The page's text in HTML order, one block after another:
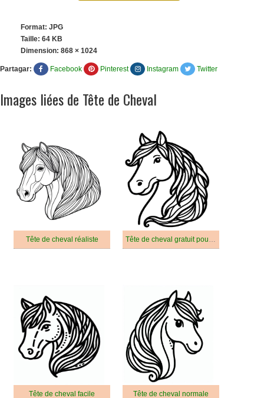
Format: JPG
Taille: 64 KB
Dimension: 868 × 1024
Partagar: Facebook Pinterest Instagram Twitter
Images liées de Tête de Cheval
Tête de cheval réaliste Tête de cheval gratuit pour les enfants
Tête de cheval facile Tête de cheval normale